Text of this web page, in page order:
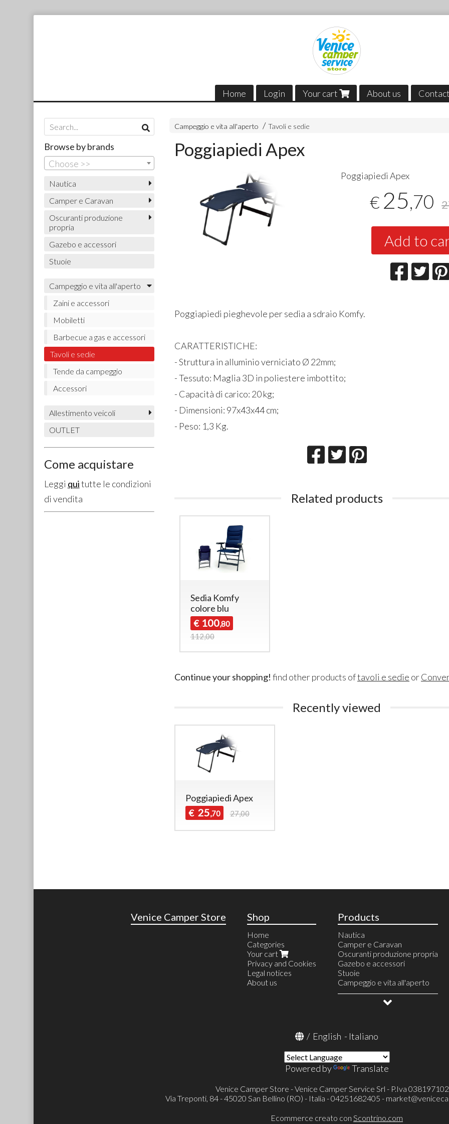
Home Login Your cart About us
Campeggio e vita all'aperto Tavoli e sedie
Poggiapiedi Apex
Poggiapiedi Apex
€ 25,70
Add to
Poggiapiedi pieghevole per sedia a sdraio Komfy.
CARATTERISTICHE:
- Struttura in alluminio verniciato Ø 22mm;
- Tessuto: Maglia 3D in poliestere imbottito;
- Capacità di carico: 20 kg;
- Dimensioni: 97x43x44 cm;
- Peso: 1,3 Kg.
Related products
Sedia Komfy
colore blu
€ 100,80
112,00
Continue your shopping! find other products oftavoli e sedie or
Recently viewed
Poggiapiedi Apex
€ 25,70 27,00
Browse by brands
Choose >>
Nautica
Camper e Caravan
Oscuranti produzione
propria
Gazebo e accessori
Stuoie
Campeggio e vita all'aperto
Zaini e accessori
Mobiletti
Barbecue a gas e accessori
Tavoli e sedie
Tende da campeggio
Accessori
Allestimento veicoli
OUTLET
Come acquistare
Leggi quitutte le condizioni
di vendita
Venice Camper Store Shop
Home
Categories
Your cart
Privacy and Cookies
Legal notices
About us
Products
Nautica
Camper e Caravan
Oscuranti produzione propria
Gazebo e accessori
Stuoie
Campeggio e vita all'aperto
Zaini e accessori
Accessori
Allestimento veicoli
/ English - Italiano
Powered by Translate
Venice Camper Store - Venice Camper Service Srl - P.Iva
Via Treponti, 84 - 45020 San Bellino (RO) - Italia - 04251682405 -
Ecommerce creato con Scontrino.com